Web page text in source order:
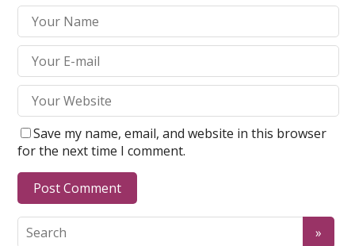
Save my name, email, and website in this browser
for the next time I comment.